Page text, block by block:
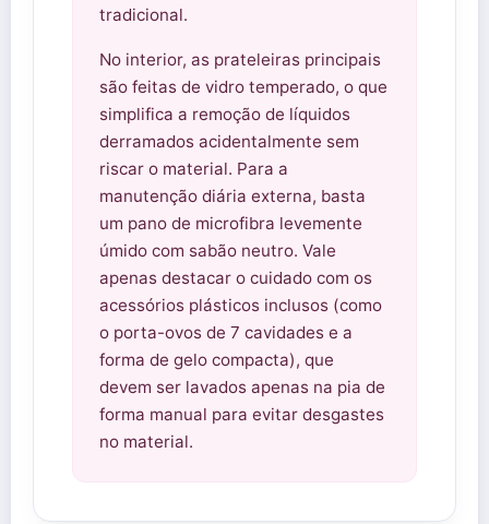
tradicional.
No interior, as prateleiras principais
são feitas de vidro temperado, o que
simplifica a remoção de líquidos
derramados acidentalmente sem
riscar o material. Para a
manutenção diária externa, basta
um pano de microfibra levemente
úmido com sabão neutro. Vale
apenas destacar o cuidado com os
acessórios plásticos inclusos (como
o porta-ovos de 7 cavidades e a
forma de gelo compacta), que
devem ser lavados apenas na pia de
forma manual para evitar desgastes
no material.